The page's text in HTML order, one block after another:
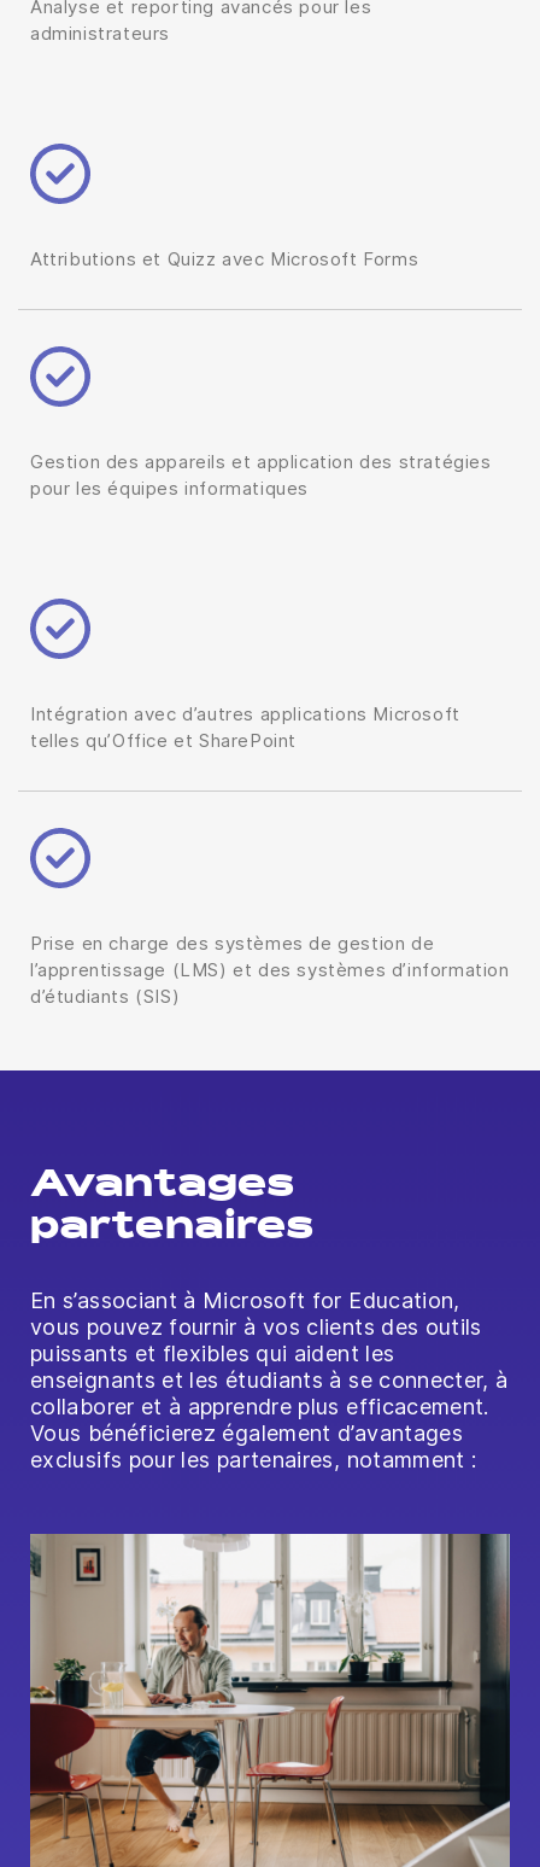
Analyse et reporting avancés pour les
administrateurs
Attributions et Quizz avec Microsoft Forms
Gestion des appareils et application des stratégies
pour les équipes informatiques
Intégration avec d’autres applications Microsoft
telles qu’Office et SharePoint
Prise en charge des systèmes de gestion de
l’apprentissage (LMS) et des systèmes d’information
d’étudiants (SIS)
Avantages
partenaires
En s’associant à Microsoft for Education,
vous pouvez fournir à vos clients des outils
puissants et flexibles qui aident les
enseignants et les étudiants à se connecter, à
collaborer et à apprendre plus efficacement.
Vous bénéficierez également d’avantages
exclusifs pour les partenaires, notamment :